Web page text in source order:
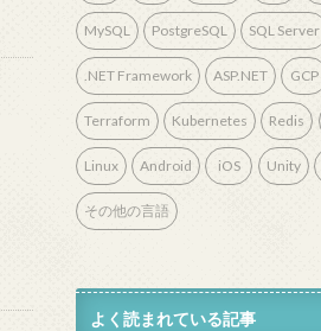
MySQL PostgreSQL SQL Server
.NET Framework ASP.NET GCP
Terraform Kubernetes Redis
Linux Android iOS Unity
その他の言語
よく読まれている記事